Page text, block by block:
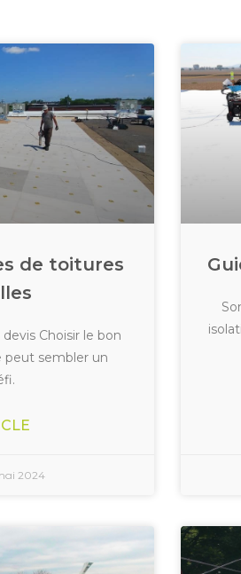
de toitures
Choisir le bon
peut sembler un
2024